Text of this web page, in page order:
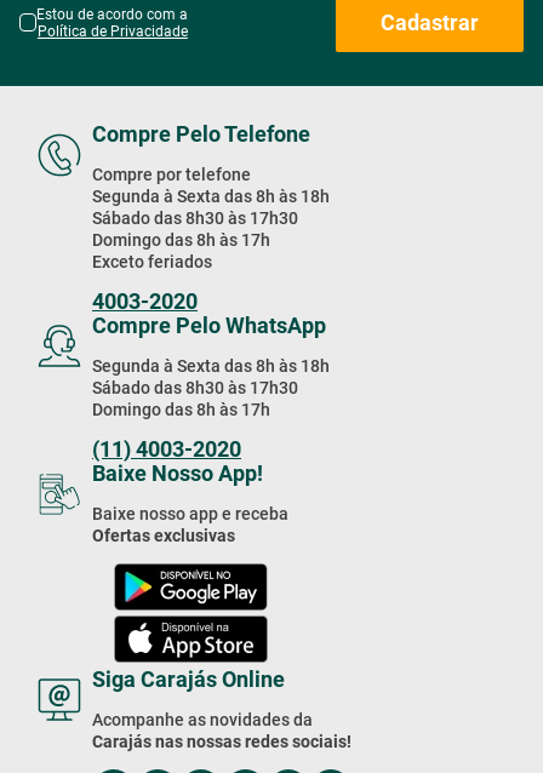
Estou de acordo com a
Política de Privacidade
Cadastrar
Compre Pelo Telefone
Compre por telefone
Segunda à Sexta das 8h às 18h
Sábado das 8h30 às 17h30
Domingo das 8h às 17h
Exceto feriados
4003-2020
Compre Pelo WhatsApp
Segunda à Sexta das 8h às 18h
Sábado das 8h30 às 17h30
Domingo das 8h às 17h
(11) 4003-2020
Baixe Nosso App!
Baixe nosso app e receba
Ofertas exclusivas
Siga Carajás Online
Acompanhe as novidades da
Carajás nas nossas redes sociais!